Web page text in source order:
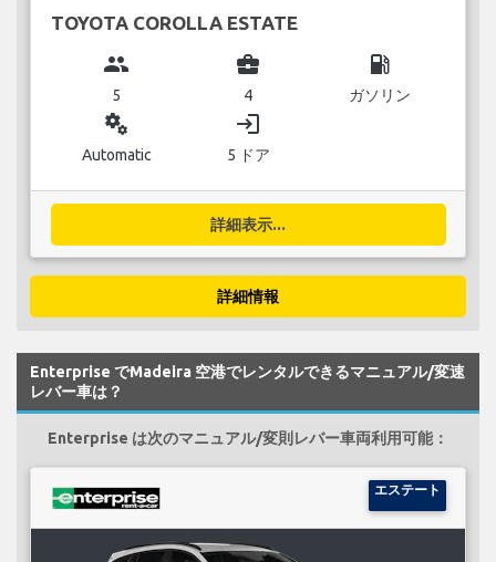
TOYOTA COROLLA ESTATE
group
5
business_center
4
local_gas_station
ガソリン
miscellaneous_services
Automatic
login
5 ドア
詳細表示...
詳細情報
Enterprise でMadeira 空港でレンタルできるマニュアル/変速
レバー車は？
Enterprise は次のマニュアル/変則レバー車両利用可能：
エステート